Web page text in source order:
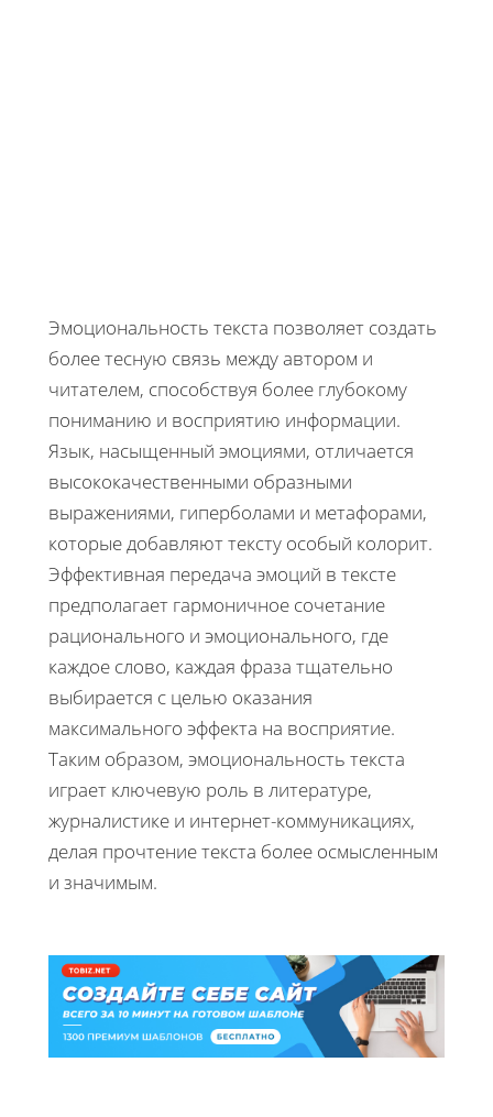
Эмоциональность текста позволяет создать
более тесную связь между автором и
читателем, способствуя более глубокому
пониманию и восприятию информации.
Язык, насыщенный эмоциями, отличается
высококачественными образными
выражениями, гиперболами и метафорами,
которые добавляют тексту особый колорит.
Эффективная передача эмоций в тексте
предполагает гармоничное сочетание
рационального и эмоционального, где
каждое слово, каждая фраза тщательно
выбирается с целью оказания
максимального эффекта на восприятие.
Таким образом, эмоциональность текста
играет ключевую роль в литературе,
журналистике и интернет-коммуникациях,
делая прочтение текста более осмысленным
и значимым.